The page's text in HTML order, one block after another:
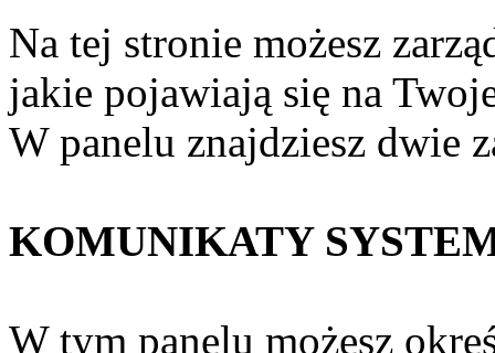
Na tej stronie możesz
jakie pojawiają się na
W panelu znajdziesz dwie
KOMUNIKATY
W tym panelu możesz